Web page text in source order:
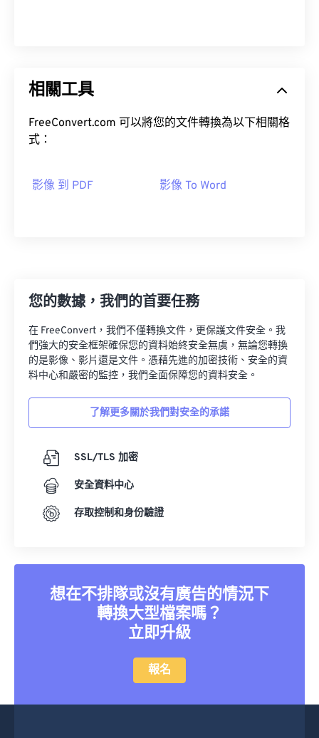
相關工具
FreeConvert.com 可以將您的文件轉換為以下相關格
式：
影像 到 PDF 影像 To Word
您的數據，我們的首要任務
在 FreeConvert，我們不僅轉換文件，更保護文件安全。我
們強大的安全框架確保您的資料始終安全無虞，無論您轉換
的是影像、影片還是文件。憑藉先進的加密技術、安全的資
料中心和嚴密的監控，我們全面保障您的資料安全。
了解更多關於我們對安全的承諾
SSL/TLS 加密
安全資料中心
存取控制和身份驗證
想在不排隊或沒有廣告的情況下
轉換大型檔案嗎？
立即升級
報名